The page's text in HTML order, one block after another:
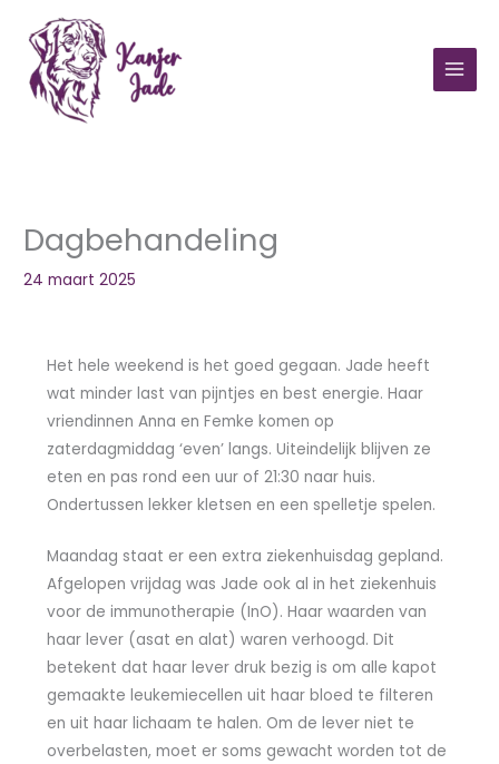
naar
inhoud
Dagbehandeling
24 maart 2025
Het hele weekend is het goed gegaan. Jade heeft
wat minder last van pijntjes en best energie. Haar
vriendinnen Anna en Femke komen op
zaterdagmiddag ‘even’ langs. Uiteindelijk blijven ze
eten en pas rond een uur of 21:30 naar huis.
Ondertussen lekker kletsen en een spelletje spelen.
Maandag staat er een extra ziekenhuisdag gepland.
Afgelopen vrijdag was Jade ook al in het ziekenhuis
voor de immunotherapie (InO). Haar waarden van
haar lever (asat en alat) waren verhoogd. Dit
betekent dat haar lever druk bezig is om alle kapot
gemaakte leukemiecellen uit haar bloed te filteren
en uit haar lichaam te halen. Om de lever niet te
overbelasten, moet er soms gewacht worden tot de